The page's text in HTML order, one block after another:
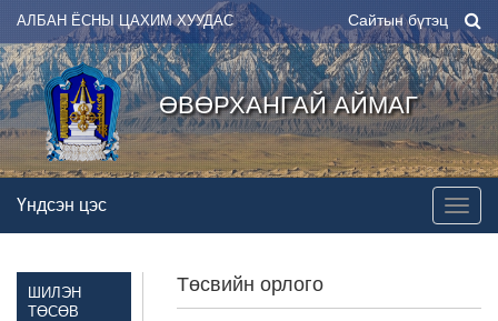
АЛБАН ЁСНЫ ЦАХИМ ХУУДАС Сайтын бүтэц
ӨВӨРХАНГАЙ АЙМАГ
Үндсэн цэс
ШИЛЭН
ТӨСӨВ
Төсвийн орлого